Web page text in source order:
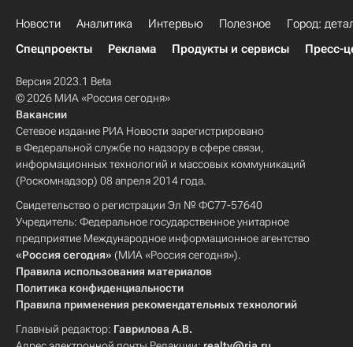
Новости Аналитика Интервью Полезное
Город:
Спецпроекты
Реклама Продукты и сервисы Пресс-
Версия 2023.1 Beta
© 2026 МИА «Россия сегодня»
Вакансии
Сетевое издание РИА Новости зарегистрировано
в Федеральной службе по надзору в сфере связи,
информационных технологий и массовых коммуникаций
(Роскомнадзор) 08 апреля 2014 года.
Свидетельство о регистрации Эл № ФС77-57640
Учредитель: Федеральное государственное унитарное
предприятие Международное информационное агентство
«Россия сегодня» (МИА «Россия сегодня»).
Правила использования материалов
Политика конфиденциальности
Правила применения рекомендательных технологий
Главный редактор: Гаврилова А.В.